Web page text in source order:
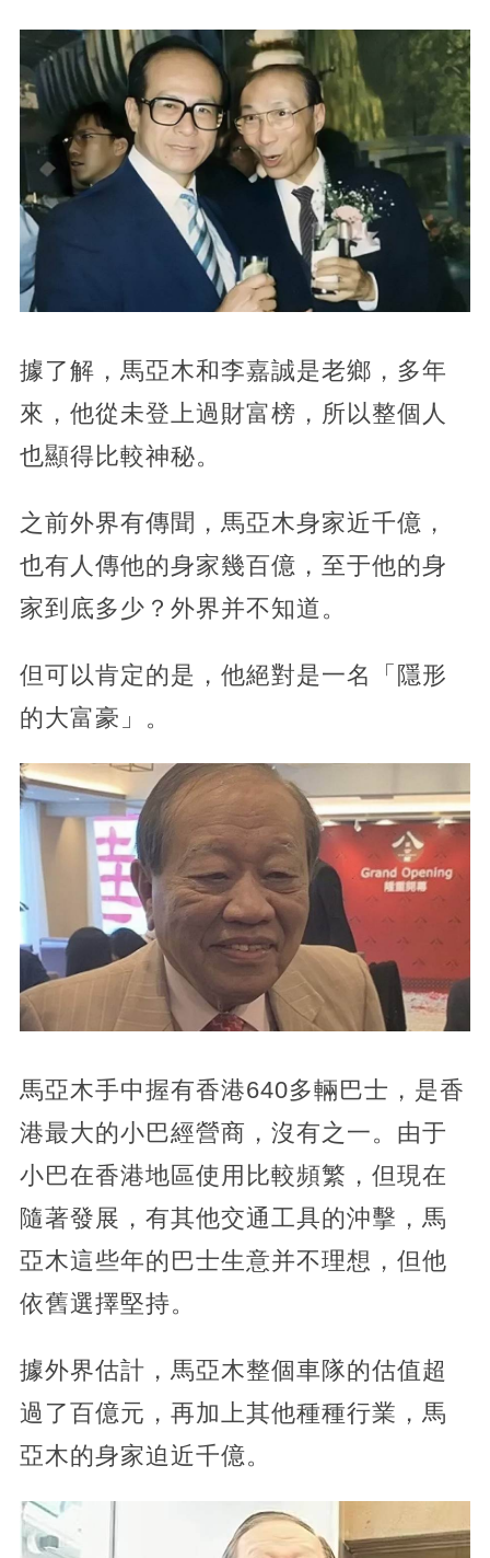
據了解，馬亞木和李嘉誠是老鄉，多年
來，他從未登上過財富榜，所以整個人
也顯得比較神秘。
之前外界有傳聞，馬亞木身家近千億，
也有人傳他的身家幾百億，至于他的身
家到底多少？外界并不知道。
但可以肯定的是，他絕對是一名「隱形
的大富豪」。
馬亞木手中握有香港640多輛巴士，是香
港最大的小巴經營商，沒有之一。由于
小巴在香港地區使用比較頻繁，但現在
隨著發展，有其他交通工具的沖擊，馬
亞木這些年的巴士生意并不理想，但他
依舊選擇堅持。
據外界估計，馬亞木整個車隊的估值超
過了百億元，再加上其他種種行業，馬
亞木的身家迫近千億。